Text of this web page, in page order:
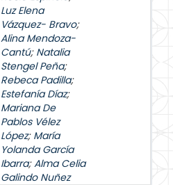
Luz Elena
Vázquez- Bravo;
Alina Mendoza-
Cantú; Natalia
Stengel Peña;
Rebeca Padilla;
Estefanía Díaz;
Mariana De
Pablos Vélez
López; María
Yolanda García
Ibarra;Alma Celia
Galindo Nuñez